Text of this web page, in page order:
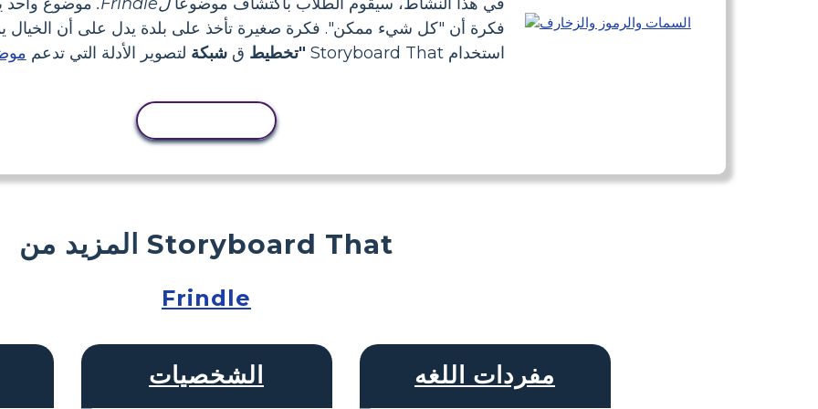
فكرة أن "كل شيء ممكن". فكرة صغيرة تأخذ على بلدة يدل على أن الخيال
استخدام Storyboard That
"تخطيط قشبكة لتصوير الأدلة التي تدعم
المزيد من Storyboard That
Frindle
الشخصيات مفردات اللغه